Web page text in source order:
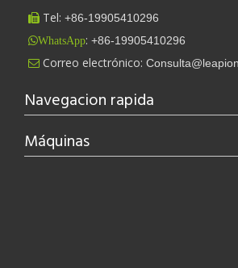
 Tel: +86-19905410296
WhatsApp: +86-19905410296
 Correo electrónico:
Navegacion rapida
Máquinas